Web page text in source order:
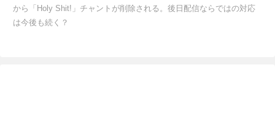
から「Holy Shit!」チャントが削除される。後日配信ならではの対応
は今後も続く？